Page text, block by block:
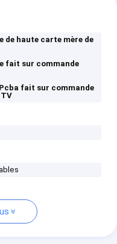
de haute carte mère de
fait sur commande
fait sur commande